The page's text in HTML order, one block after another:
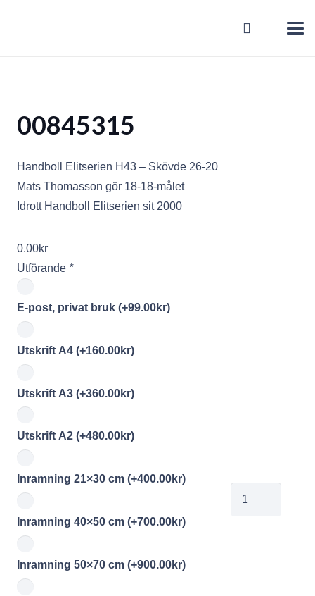
00845315
Handboll Elitserien H43 – Skövde 26-20
Mats Thomasson gör 18-18-målet
Idrott Handboll Elitserien sit 2000
0.00kr
Utförande *
E-post, privat bruk (+99.00kr)
Utskrift A4 (+160.00kr)
Utskrift A3 (+360.00kr)
Utskrift A2 (+480.00kr)
Inramning 21×30 cm (+400.00kr)
Inramning 40×50 cm (+700.00kr)
Inramning 50×70 cm (+900.00kr)